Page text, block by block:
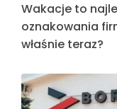
Wakacje to
oznakowania
właśnie teraz?